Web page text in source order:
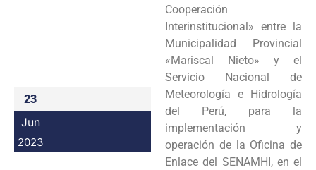
Programas
Intranet
23
Jun
2023
Cooperación
Interinstitucional» entre la
Municipalidad Provincial
«Mariscal Nieto» y el
Servicio Nacional de
Meteorología e Hidrología
del Perú, para la
implementación y
operación de la Oficina de
Enlace del SENAMHI, en el